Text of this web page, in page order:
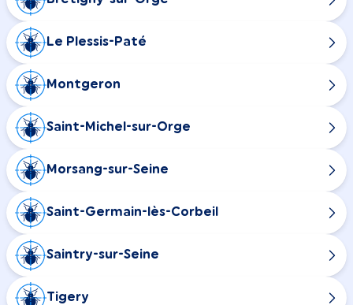
Le Plessis-Paté
Montgeron
Saint-Michel-sur-Orge
Morsang-sur-Seine
Saint-Germain-lès-Corbeil
Saintry-sur-Seine
Tigery